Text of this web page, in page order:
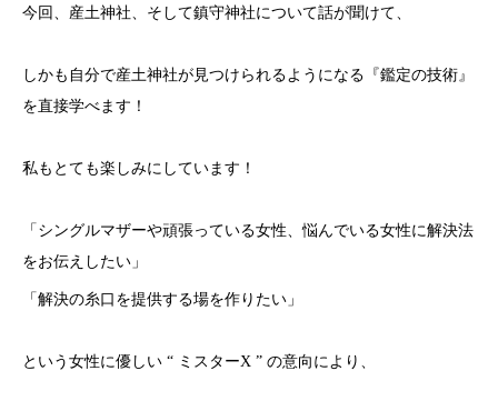
今回、産土神社、そして鎮守神社について話が聞けて、
しかも自分で産土神社が見つけられるようになる『鑑定の技術』
を直接学べます！
私もとても楽しみにしています！
「シングルマザーや頑張っている女性、悩んでいる女性に解決法
をお伝えしたい」
「解決の糸口を提供する場を作りたい」
という女性に優しい “ ミスターX ” の意向により、